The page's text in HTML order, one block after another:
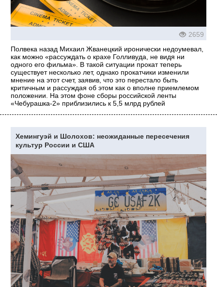
2659
Полвека назад Михаил Жванецкий иронически недоумевал,
как можно «рассуждать о крахе Голливуда, не видя ни
одного его фильма». В такой ситуации прокат теперь
существует несколько лет, однако прокатчики изменили
мнение на этот счет, заявив, что это перестало быть
критичным и рассуждая об этом как о вполне приемлемом
положении. На этом фоне сборы российской ленты
«Чебурашка-2» приблизились к 5,5 млрд рублей
Хемингуэй и Шолохов: неожиданные пересечения
культур России и США